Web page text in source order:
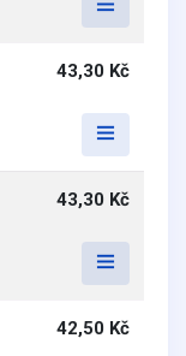
43,30 Kč
43,30 Kč
42,50 Kč